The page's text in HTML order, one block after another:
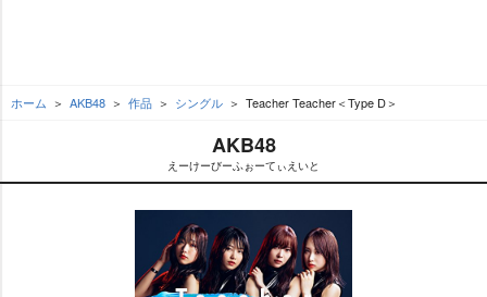
ホーム AKB48 作品 シングル Teacher Teacher＜Type D＞
AKB48
えーけーびーふぉーてぃえいと